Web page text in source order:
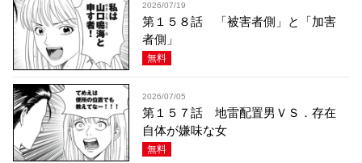
2026/07/19
第１５８話 「被害者側」と「加害
者側」
無料
2026/07/05
第１５７話 地雷配置男ＶＳ．存在
自体が嫌味な女
無料